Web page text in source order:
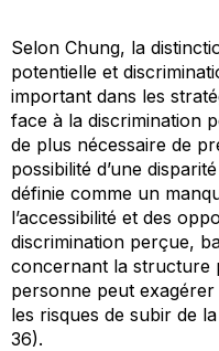
Selon Chung, la
potentielle et
important dans les
face à la discrimination
de plus nécessaire de
possibilité d’une
définie comme un
l’accessibilité et des
discrimination perçue,
concernant la structure
personne peut
les risques de subir de
36).